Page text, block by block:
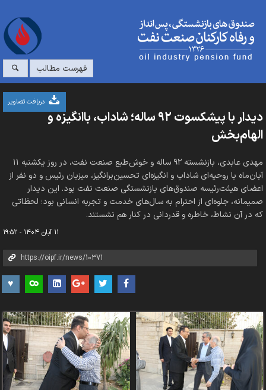
فهرست مطالب
دریافت تصاویر
دیدار با پیشکسوت ۹۲ ساله؛ شاداب، باانگیزه و
الهام‌بخش
مهدی عابدی، بازنشسته ۹۲ ساله و خوش‌طبع صنعت نفت، در روز یکشنبه ۱۱
آبان‌ماه با روحیه‌ای شاداب و انگیزه‌ای تحسین‌برانگیز، میزبان رئیس و دو نفر از
اعضای هیئت‌رئیسه صندوق‌های بازنشستگی صنعت نفت بود. این دیدار
صمیمانه، جلوه‌ای از احترام به سال‌های خدمت و تجربه انسانی بود؛ لحظاتی
که در آن نشاط، خاطره و قدردانی در کنار هم نشستند.
۱۱ آبان ۱۴۰۴ - ۱۹:۵۲